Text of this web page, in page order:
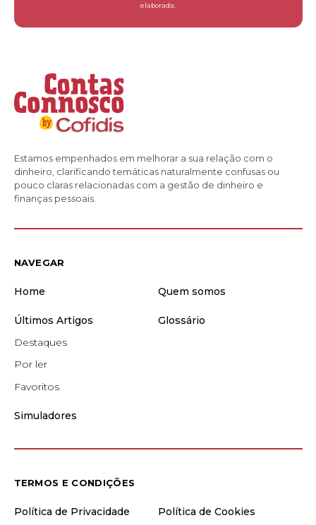
elaborada.
Estamos empenhados em melhorar a sua relação com o
dinheiro, clarificando temáticas naturalmente confusas ou
pouco claras relacionadas com a gestão de dinheiro e
finanças pessoais.
NAVEGAR
Home Quem somos
Últimos Artigos
Destaques
Por ler
Favoritos
Glossário
Simuladores
TERMOS E CONDIÇÕES
Política de Privacidade Política de Cookies